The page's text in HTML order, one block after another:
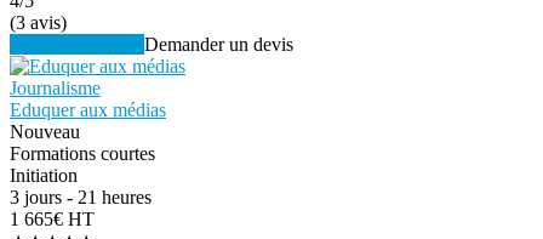
(3 avis)
Demander un devis
Journalisme
Eduquer aux médias
Nouveau
Formations courtes
Initiation
3 jours - 21 heures
1 665€ HT